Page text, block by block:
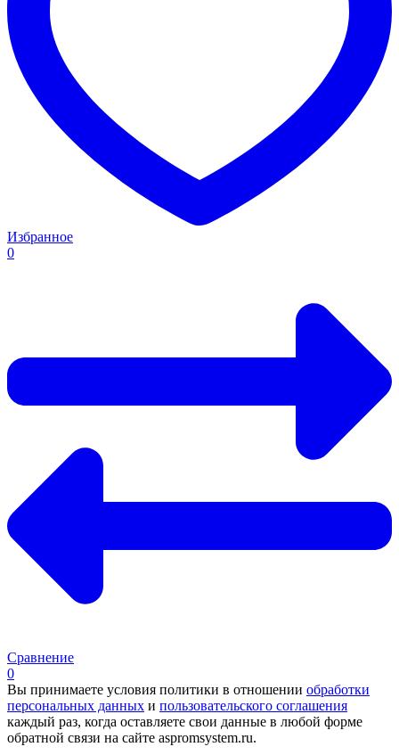
Избранное
0
Сравнение
0
Вы принимаете условия политики в отношении обработки
персональных данных и пользовательского соглашения
каждый раз, когда оставляете свои данные в любой форме
обратной связи на сайте aspromsystem.ru.